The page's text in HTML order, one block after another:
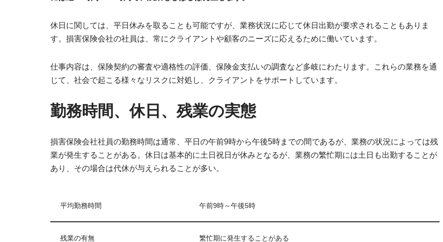
休日に関しては、平日休みを取ることも可能ですが、業務状況に応じて休日出勤が要求されることもありま
す。損害保険会社の社員は、常にクライアントや顧客のニーズに応えるために働いています。
仕事内容は、保険契約の審査や適格性の評価、保険金支払いの調査など多岐にわたります。これらの業務を通
じて、社会で起こる様々なリスクに対処し、クライアントをサポートしています。
勤務時間、休日、残業の実態
損害保険会社社員の勤務時間は通常、平日の午前9時から午後5時までの間であるが、業務の状況によっては残
業が発生することがある。休日は基本的に土日祝日が休みとなるが、業務の繁忙期には土日も出勤することが
あり、その場合は代休が与えられることが多い。
平均勤務時間 午前9時～午後5時
残業の有無 繁忙期に発生することがある